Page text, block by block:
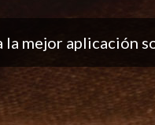
encantan las